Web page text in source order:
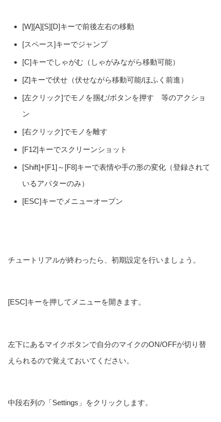
[W][A][S][D]キーで前後左右の移動
[スペース]キーでジャンプ
[C]キーでしゃがむ（しゃがみながら移動可能）
[Z]キーで伏せ（伏せながら移動可能/ほふく前進）
[左クリック]でモノを掴む/ボタンを押す 等のアクショ
ン
[右クリック]でモノを離す
[F12]キーでスクリーンショット
[Shift]+[F1]～[F8]キーで表情や手の形の変化（登録されて
いるアバターのみ）
[ESC]キーでメニューオープン
チュートリアルが終わったら、初期設定を行いましょう。
[ESC]キーを押してメニューを開きます。
左下にあるマイクボタンで自分のマイクのON/OFFが切り替
えられるので覚えておいてください。
中段右列の「Settings」をクリックします。